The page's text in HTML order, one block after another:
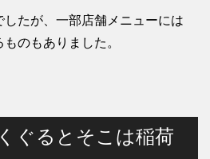
たが、一部店舗メニューには
のもありました。
ぐるとそこは稲荷